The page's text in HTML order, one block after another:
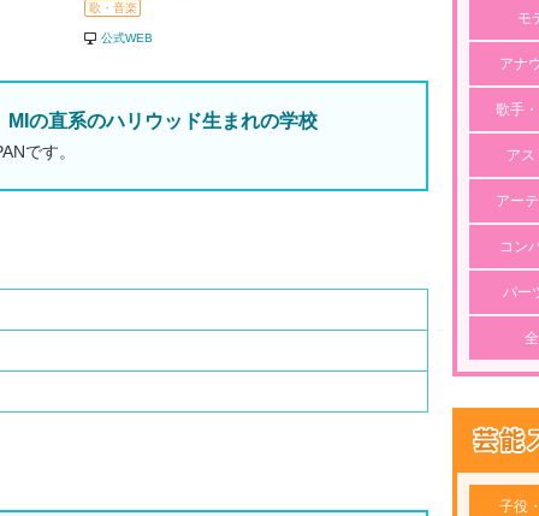
歌・音楽
公式WEB
の直系のハリウッド生まれの学校
です。
モ
アナ
歌手
アス
アー
コン
パー
子役